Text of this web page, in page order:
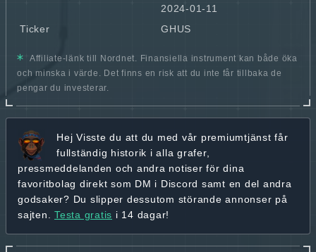
2024-01-11
Ticker
GHUS
Affiliate-länk till Nordnet. Finansiella instrument kan både öka
och minska i värde. Det finns en risk att du inte får tillbaka de
pengar du investerar.
Hej Visste du att du med vår premiumtjänst får
fullständig historik i alla grafer,
pressmeddelanden och andra notiser för dina
favoritbolag direkt som DM i Discord samt en del andra
godsaker? Du slipper dessutom störande annonser på
sajten. Testa gratis i 14 dagar!